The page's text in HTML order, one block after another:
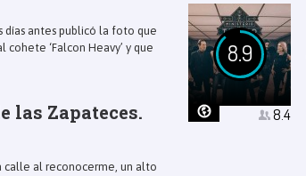
días antes publicó la foto que
‘Falcon Heavy’ y que
las Zapateces.
calle al reconocerme, un alto
8.9
8.4